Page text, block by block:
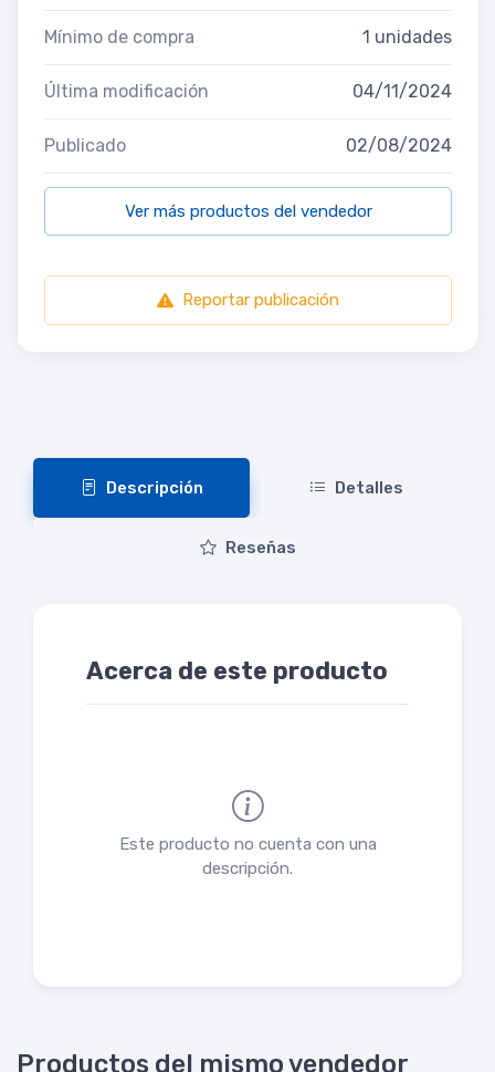
Mínimo de compra 1 unidades
Última modificación 04/11/2024
Publicado 02/08/2024
Ver más productos del vendedor
Reportar publicación
Descripción Detalles
Reseñas
Acerca de este producto
Este producto no cuenta con una
descripción.
Productos del mismo vendedor